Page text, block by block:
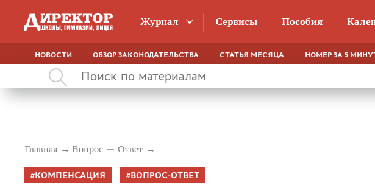
Журнал Сервисы Пособия
НОВОСТИ ОБЗОР ЗАКОНОДАТЕЛЬСТВА СТАТЬЯ МЕСЯЦА НОМЕР ЗА 5
Главная Вопрос — Ответ
КОМПЕНСАЦИЯ ВОПРОС-ОТВЕТ